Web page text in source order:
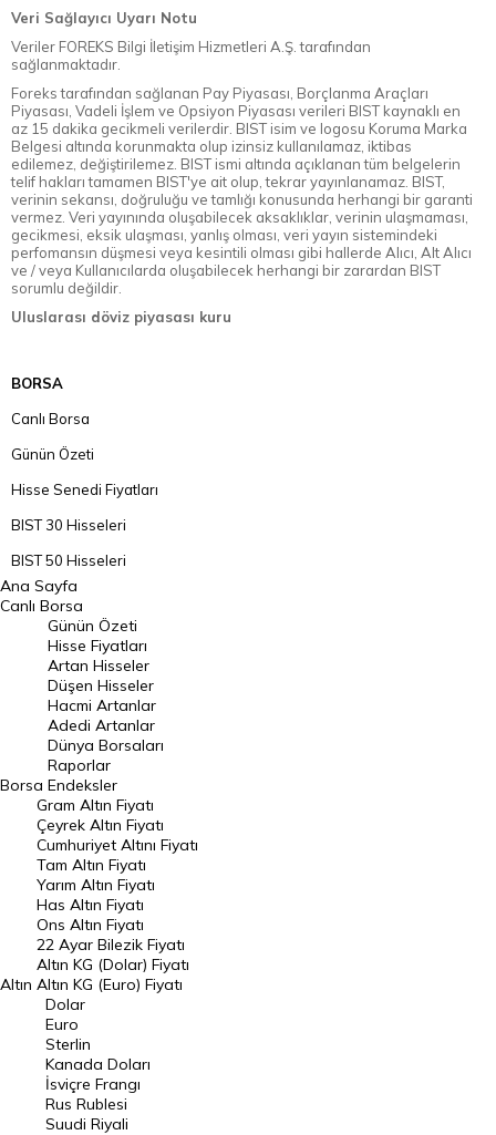
Veri Sağlayıcı Uyarı Notu
Veriler FOREKS Bilgi İletişim Hizmetleri A.Ş. tarafından
sağlanmaktadır.
Foreks tarafından sağlanan Pay Piyasası, Borçlanma Araçları
Piyasası, Vadeli İşlem ve Opsiyon Piyasası verileri BIST kaynaklı en
az 15 dakika gecikmeli verilerdir. BIST isim ve logosu Koruma Marka
Belgesi altında korunmakta olup izinsiz kullanılamaz, iktibas
edilemez, değiştirilemez. BIST ismi altında açıklanan tüm belgelerin
telif hakları tamamen BIST'ye ait olup, tekrar yayınlanamaz. BIST,
verinin sekansı, doğruluğu ve tamlığı konusunda herhangi bir garanti
vermez. Veri yayınında oluşabilecek aksaklıklar, verinin ulaşmaması,
gecikmesi, eksik ulaşması, yanlış olması, veri yayın sistemindeki
perfomansın düşmesi veya kesintili olması gibi hallerde Alıcı, Alt Alıcı
ve / veya Kullanıcılarda oluşabilecek herhangi bir zarardan BIST
sorumlu değildir.
Uluslarası döviz piyasası kuru
BORSA
Canlı Borsa
Günün Özeti
Hisse Senedi Fiyatları
BIST 30 Hisseleri
BIST 50 Hisseleri
BIST 100 Hisseleri
En Çok Artan Hisseler
En Çok Düşen Hisseler
Hacmi Artanlar
Geçmiş Kapanışlar
Dünya Borsaları
Raporlar
Endeksler
DÖVİZ
Döviz Kuru
Dolar Kuru
Euro Kuru
Pound Kuru
Frank Kuru
Riyal Kuru
Ana Sayfa
Canlı Borsa
Borsa
Günün Özeti
Hisse Fiyatları
Artan Hisseler
Düşen Hisseler
Hacmi Artanlar
Adedi Artanlar
Dünya Borsaları
Raporlar
Endeksler
Altın
Gram Altın Fiyatı
Çeyrek Altın Fiyatı
Cumhuriyet Altını Fiyatı
Tam Altın Fiyatı
Yarım Altın Fiyatı
Has Altın Fiyatı
Ons Altın Fiyatı
22 Ayar Bilezik Fiyatı
Altın KG (Dolar) Fiyatı
Altın KG (Euro) Fiyatı
Dolar
Euro
Sterlin
Kanada Doları
İsviçre Frangı
Rus Rublesi
Suudi Riyali